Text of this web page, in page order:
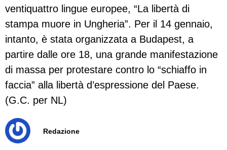
ventiquattro lingue europee, “La libertà di
stampa muore in Ungheria”. Per il 14 gennaio,
intanto, è stata organizzata a Budapest, a
partire dalle ore 18, una grande manifestazione
di massa per protestare contro lo “schiaffo in
faccia” alla libertà d’espressione del Paese.
(G.C. per NL)
Redazione